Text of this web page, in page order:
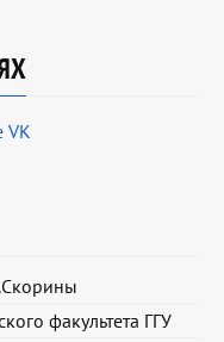
VK
факультета ГГУ